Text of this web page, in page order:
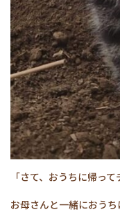
「さて、おうちに帰っ
お母さんと一緒におうち